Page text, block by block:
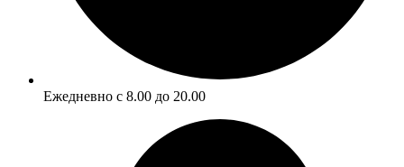
Ежедневно с 8.00 до 20.00